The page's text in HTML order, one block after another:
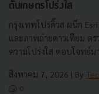
ดันเกษตรโปร่งใส
กรุงเทพโปรดิ๊วส ผนึก
และภาพถ่ายดาวเทียม ต
ความโปร่งใส ตอบโจทย์
สิงหาคม 7, 2026 | By
0